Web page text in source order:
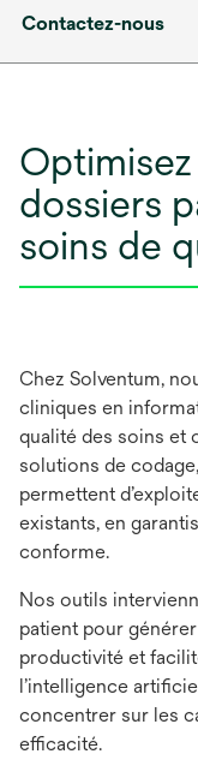
Contactez-nous
Optimisez
dossiers
soins de
Chez Solventum,
cliniques en
qualité des soins et
solutions de
permettent
existants, en
conforme.
Nos outils
patient pour
productivité et
l’intelligence
concentrer sur les
efficacité.